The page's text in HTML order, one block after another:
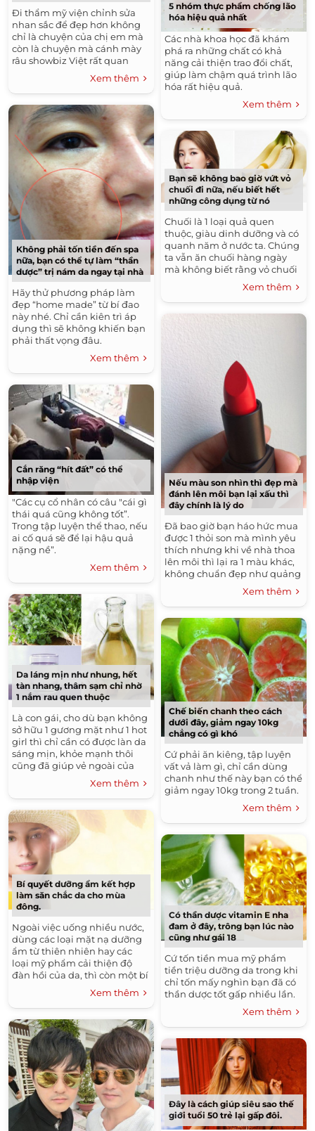
Đi thẩm mỹ viện chỉnh sửa
nhan sắc để đẹp hơn không
chỉ là chuyện của chị em mà
còn là chuyện mà cánh mày
râu showbiz Việt rất quan
Xem thêm
Không phải tốn tiền đến spa
nữa, bạn có thể tự làm “thần
dược” trị nám da ngay tại nhà
Hãy thử phương pháp làm
đẹp “home made” từ bí đao
này nhé. Chỉ cần kiên trì áp
dụng thì sẽ không khiến bạn
phải thất vọng đâu.
Xem thêm
Cắn răng “hít đất” có thể
nhập viện
"Các cụ cổ nhân có câu "cái gì
thái quá cũng không tốt”.
Trong tập luyện thể thao, nếu
ai cố quá sẽ để lại hậu quả
nặng nề”.
Xem thêm
Da láng mịn như nhung, hết
tàn nhang, thâm sạm chỉ nhờ
1 nắm rau quen thuộc
Là con gái, cho dù bạn không
sở hữu 1 gương mặt như 1 hot
girl thì chỉ cần có được làn da
sáng mịn, khỏe mạnh thôi
cũng đã giúp vẻ ngoài của
bạn cuốn hút hơn rất nhiều.
Sở hữu làn da đẹp không khó
nếu bạn biết công thức đơn
giản từ giấm và rau mùi này.
Xem thêm
Bí quyết dưỡng ẩm kết hợp
làm săn chắc da cho mùa
đông.
Ngoài việc uống nhiều nước,
dùng các loại mặt nạ dưỡng
ẩm từ thiên nhiên hay các
loại mỹ phẩm cải thiện độ
đàn hồi của da, thì còn một bí
quyết có thể vừa cung cấp độ
ẩm tối ưu vừa làm da săn
chắc vượt trội, giúp chị em tự
tin và rạng rỡ hơn.
Xem thêm
5 nhóm thực phẩm chống lão
hóa hiệu quả nhất
Các nhà khoa học đã khám
phá ra những chất có khả
năng cải thiện trao đổi chất,
giúp làm chậm quá trình lão
hóa rất hiệu quả.
Xem thêm
Bạn sẽ không bao giờ vứt vỏ
chuối đi nữa, nếu biết hết
những công dụng từ nó
Chuối là 1 loại quả quen
thuộc, giàu dinh dưỡng và có
quanh năm ở nước ta. Chúng
ta vẫn ăn chuối hàng ngày
mà không biết rằng vỏ chuối
bỏ đi đấy lại có rất nhiều công
Xem thêm
Nếu màu son nhìn thì đẹp mà
đánh lên môi bạn lại xấu thì
đây chính là lý do
Đã bao giờ bạn háo hức mua
được 1 thỏi son mà mình yêu
thích nhưng khi về nhà thoa
lên môi thì lại ra 1 màu khác,
không chuẩn đẹp như quảng
cáo hay các bogger làm đẹp
không. Đọc bài viết này bạn
sẽ biết được lý do và cách tô
son lên màu thật chuẩn nhé!
Xem thêm
Chế biến chanh theo cách
dưới đây, giảm ngay 10kg
chẳng có gì khó
Cứ phải ăn kiêng, tập luyện
vất vả làm gì, chỉ cần dùng
chanh như thế này bạn có thể
giảm ngay 10kg trong 2 tuần.
Xem thêm
Có thần dược vitamin E nha
đam ở đây, trông bạn lúc nào
cũng như gái 18
Cứ tốn tiền mua mỹ phẩm
tiền triệu dưỡng da trong khi
chỉ tốn mấy nghìn bạn đã có
thần dược tốt gấp nhiều lần.
Xem thêm
Đây là cách giúp siêu sao thế
giới tuổi 50 trẻ lại gấp đôi.